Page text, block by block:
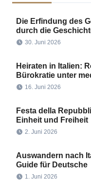
Die Erfindung des
durch die
30. Juni 2026
Heiraten in Italien:
Bürokratie unter
16. Juni 2026
Festa della
Einheit und Freiheit
2. Juni 2026
Auswandern nach
Guide für Deutsche
1. Juni 2026